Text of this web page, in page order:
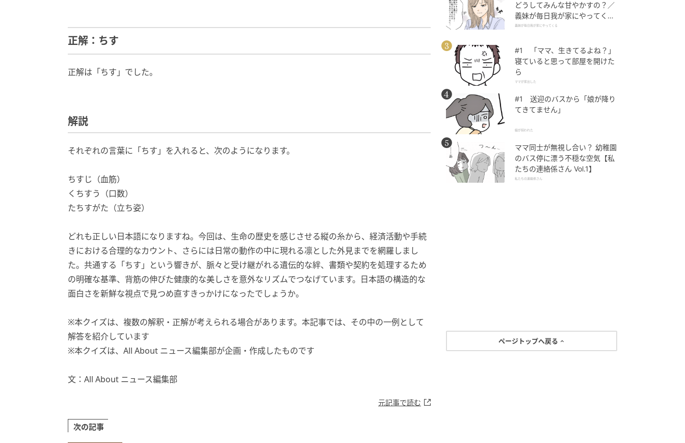
正解：ちす
正解は「ちす」でした。
解説
それぞれの言葉に「ちす」を入れると、次のようになります。
ちすじ（血筋）
くちすう（口数）
たちすがた（立ち姿）
どれも正しい日本語になりますね。今回は、生命の歴史を感じさせる縦の糸から、経済活動や手続
きにおける合理的なカウント、さらには日常の動作の中に現れる凛とした外見までを網羅しまし
た。共通する「ちす」という響きが、脈々と受け継がれる遺伝的な絆、書類や契約を処理するため
の明確な基準、背筋の伸びた健康的な美しさを意外なリズムでつなげています。日本語の構造的な
面白さを新鮮な視点で見つめ直すきっかけになったでしょうか。
※本クイズは、複数の解釈・正解が考えられる場合があります。本記事では、その中の一例として
解答を紹介しています
※本クイズは、All About ニュース編集部が企画・作成したものです
文：All About ニュース編集部
元記事で読む
次の記事
どうしてみんな甘やかすの？／
義妹が毎日我が家にやってくる
（1）【義父母がシンドイんで
義妹が毎日我が家にやってくる
#1 「ママ、生きてるよね？」
寝ていると思って部屋を開けた
ら
ママが家出した
#1 送迎のバスから「娘が降り
てきてません」
娘が拐われた
ママ同士が無視し合い？ 幼稚園
のバス停に漂う不穏な空気【私
たちの連絡係さん Vol.1】
私たちの連絡係さん
ページトップへ戻る